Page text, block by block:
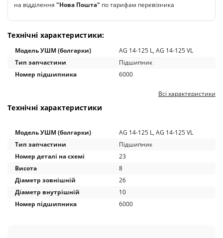
на відділення "Нова Пошта" по тарифам перевізника
Технічні характеристики:
Модель УШМ (болгарки)
AG 14-125 L, AG 14-125 VL
Тип запчастини
Підшипник
Номер підшипника
6000
Всі характеристики
Технічні характеристики
Модель УШМ (болгарки)
AG 14-125 L, AG 14-125 VL
Тип запчастини
Підшипник
Номер деталі на схемі
23
Висота
8
Діаметр зовнішній
26
Діаметр внутрішній
10
Номер підшипника
6000